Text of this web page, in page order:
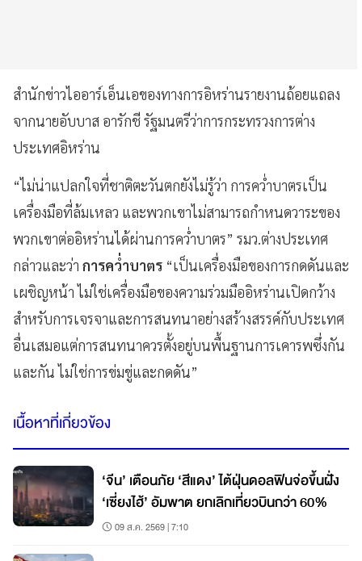
สำนักข่าวไออาร์เอ็นเอของทางการอิหร่านรายงานถ้อยแถลง
จากนายอับบาส อารักชี รัฐมนตรีว่าการกระทรวงการต่าง
ประเทศอิหร่าน
“ไม่น่าแปลกใจที่ชาติตะวันตกยังไม่รู้ว่า การคว่ำบาตรเป็น
เครื่องมือที่ล้มเหลว และพวกเขาไม่สามารถกำหนดวาระของ
พวกเขาต่ออิหร่านได้ผ่านการคว่ำบาตร” รมว.ต่างประเทศ
กล่าวและว่า การคว่ำบาตร “เป็นเครื่องมือของการกดดันและ
เผชิญหน้า ไม่ใช่เครื่องมือของความร่วมมืออิหร่านเปิดกว้าง
สำหรับการเจรจาและการสนทนาอย่างสร้างสรรค์กับประเทศ
อื่นเสมอแต่การสนทนาควรตั้งอยู่บนพื้นฐานการเคารพซึ่งกัน
และกัน ไม่ใช่การข่มขู่และกดดัน”
เนื้อหาที่เกี่ยวข้อง
‘จีน’ เตือนภัย ‘สีแดง’ ไต้ฝุ่นดอลฟินจ่อขึ้นฝั่ง
‘เซี่ยงไฮ้’ อัมพาต ยกเลิกเที่ยวบินกว่า 60%
09 ส.ค. 2569 | 7:10